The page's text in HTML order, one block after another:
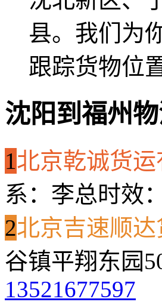
县。我们为
跟踪货物位
沈阳到福州
1北京乾诚货运
系：李总时效
2北京吉速顺
谷镇平翔东园
13521677597